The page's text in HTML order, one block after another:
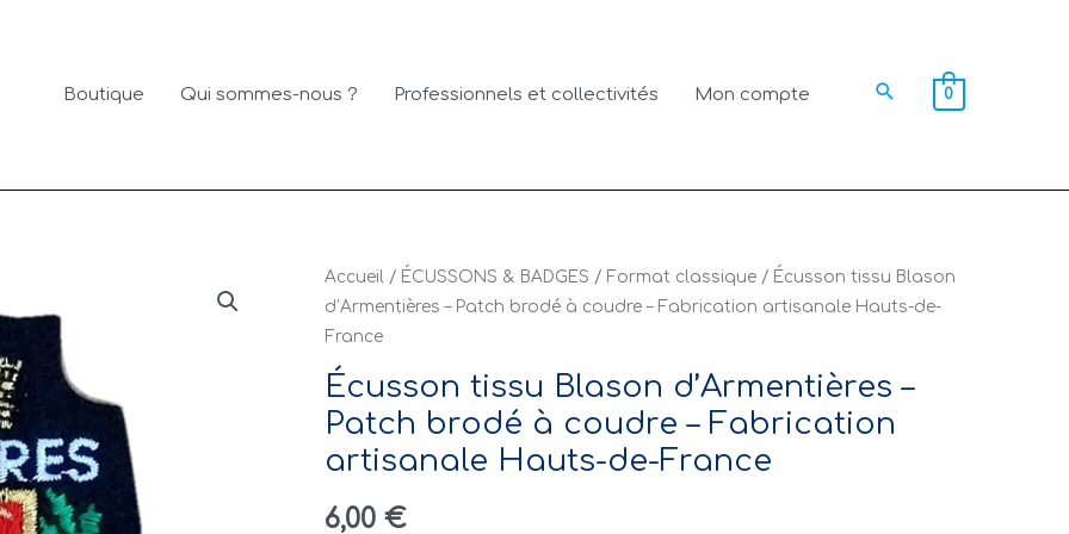
Boutique Qui sommes-nous ? Professionnels et collectivités Mon compte Rechercher
0
Accueil / ÉCUSSONS & BADGES / Format classique / Écusson tissu Blason
d’Armentières – Patch brodé à coudre – Fabrication artisanale Hauts-de-
France
Écusson tissu Blason d’Armentières –
Patch brodé à coudre – Fabrication
artisanale Hauts-de-France
6,00 €